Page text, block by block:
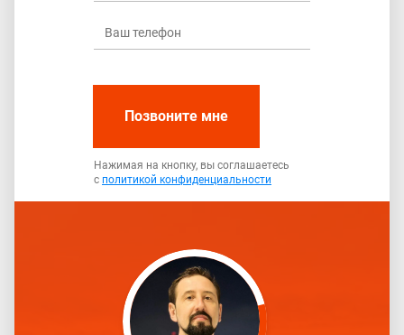
Позвоните мне
Нажимая на кнопку, вы соглашаетесь
с политикой конфиденциальности